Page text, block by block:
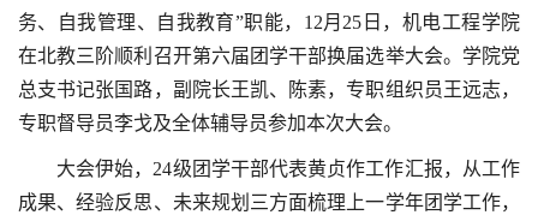
务、自我管理、自我教育”职能，12月25日，机电工程学院
在北教三阶顺利召开第六届团学干部换届选举大会。学院党
总支书记张国路，副院长王凯、陈素，专职组织员王远志，
专职督导员李戈及全体辅导员参加本次大会。
大会伊始，24级团学干部代表黄贞作工作汇报，从工作
成果、经验反思、未来规划三方面梳理上一学年团学工作，